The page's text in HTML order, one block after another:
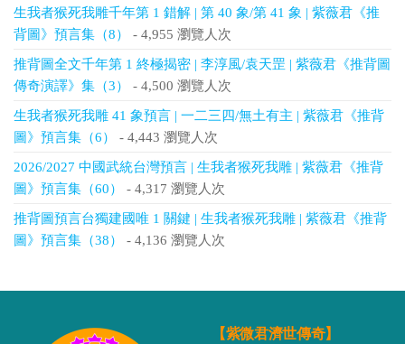
生我者猴死我雕千年第 1 錯解 | 第 40 象/第 41 象 | 紫薇君《推
背圖》預言集（8）
- 4,955 瀏覽人次
推背圖全文千年第 1 終極揭密 | 李淳風/袁天罡 | 紫薇君《推背圖
傳奇演譯》集（3）
- 4,500 瀏覽人次
生我者猴死我雕 41 象預言 | 一二三四/無土有主 | 紫薇君《推背
圖》預言集（6）
- 4,443 瀏覽人次
2026/2027 中國武統台灣預言 | 生我者猴死我雕 | 紫薇君《推背
圖》預言集（60）
- 4,317 瀏覽人次
推背圖預言台獨建國唯 1 關鍵 | 生我者猴死我雕 | 紫薇君《推背
圖》預言集（38）
- 4,136 瀏覽人次
【紫微君濟世傳奇】